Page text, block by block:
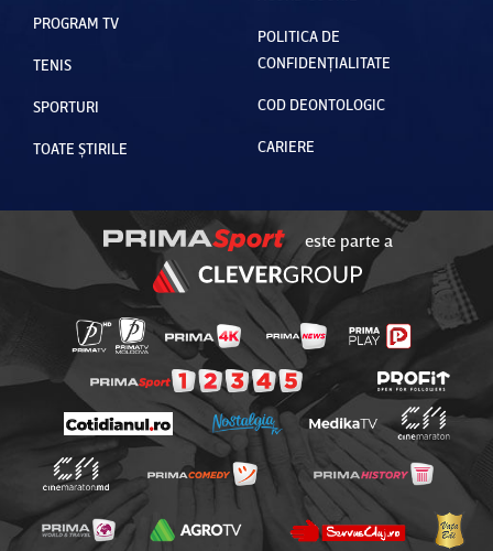
PROGRAM TV
TENIS
SPORTURI
TOATE ȘTIRILE
POLITICA DE
CONFIDENȚIALITATE
COD DEONTOLOGIC
CARIERE
este parte a